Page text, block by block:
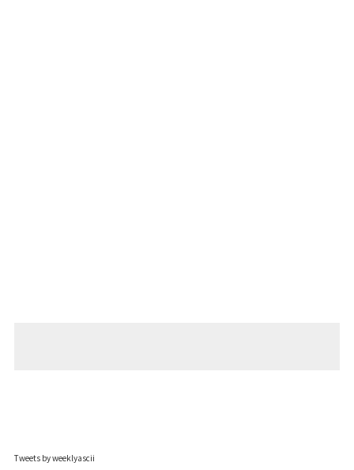
Tweets by weeklyascii